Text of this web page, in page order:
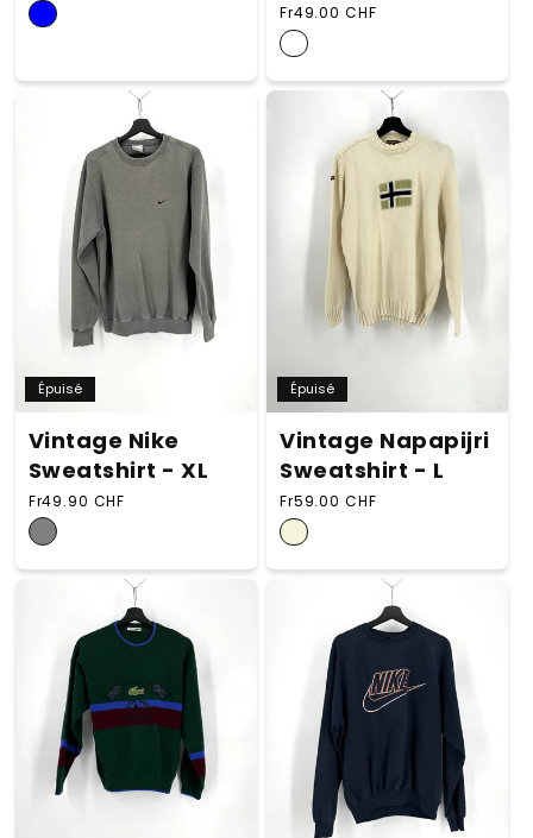
Prix habituel
Fr49.00 CHF
Épuisé
Vintage Nike
Sweatshirt - XL
Prix habituel
Fr49.90 CHF
Épuisé
Vintage Napapijri
Sweatshirt - L
Prix habituel
Fr59.00 CHF